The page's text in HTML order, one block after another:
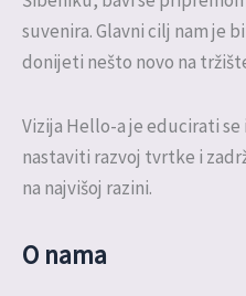
suvenira. Glavni cilj nam je
donijeti nešto novo na
Vizija Hello-a je educirati
nastaviti razvoj tvrtke i
na najvišoj razini.
O nama